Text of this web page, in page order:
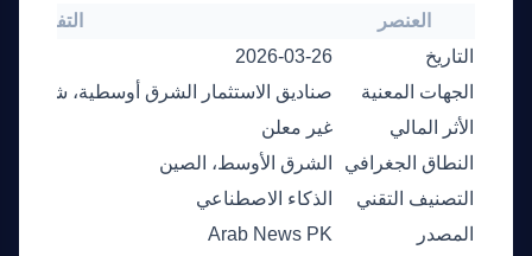
العنصر
التفاصيل
التاريخ
2026-03-26
الجهات المعنية
صناديق الاستثمار الشرق أوسطية، شركات
الأثر المالي
غير معلن
النطاق الجغرافي
الشرق الأوسط، الصين
التصنيف التقني
الذكاء الاصطناعي
المصدر
Arab News PK